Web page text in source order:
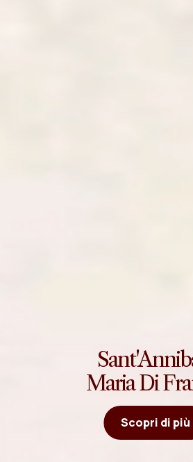
Maria Di
Scopri di più